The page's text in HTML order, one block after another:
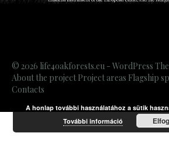
© 2026 life4oakforests.eu - WordPress
About the project Project areas Flagship
Contacts
A honlap további használatához a sütik
További információ